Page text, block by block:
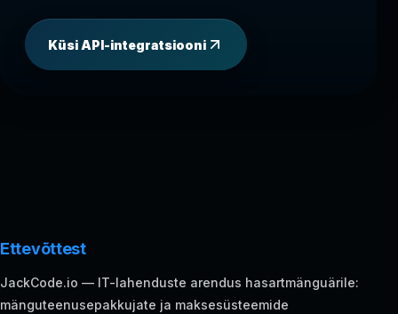
Küsi API-integratsiooni
Ettevõttest
JackCode.io — IT-lahenduste arendus hasartmänguärile:
mänguteenusepakkujate ja maksesüsteemide